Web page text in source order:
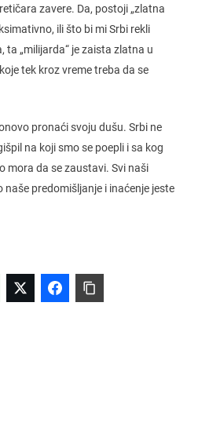
zavere. Da, postoji „zlatna
ili što bi mi Srbi rekli
ta „milijarda“ je zaista zlatna u
tek kroz vreme treba da se
pronaći svoju dušu. Srbi ne
na koji smo se poepli i sa kog
mora da se zaustavi. Svi naši
naše predomišljanje i inaćenje jeste